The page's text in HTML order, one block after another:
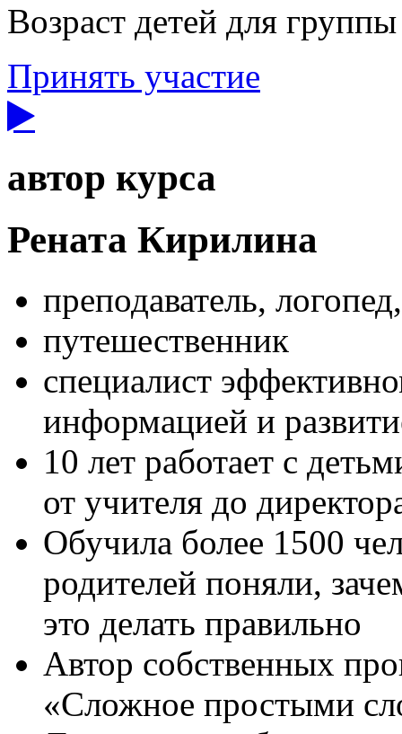
Возраст детей для
Принять участие
автор курса
Рената Кирилина
преподаватель,
путешественник
специалист
информацией и
10 лет работает с
от учителя до
Обучила более 1500
родителей поняли,
это делать правильно
Автор собственных
«Сложное простыми